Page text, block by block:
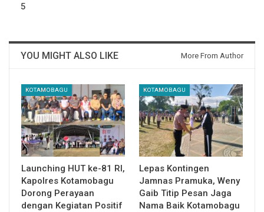
5
YOU MIGHT ALSO LIKE More From Author
KOTAMOBAGU
Launching HUT ke-81 RI,
Kapolres Kotamobagu
Dorong Perayaan
dengan Kegiatan Positif
KOTAMOBAGU
Lepas Kontingen
Jamnas Pramuka, Weny
Gaib Titip Pesan Jaga
Nama Baik Kotamobagu